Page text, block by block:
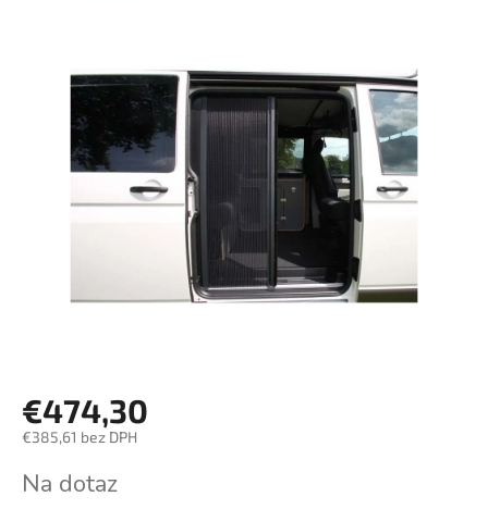
€474,30
€385,61 bez DPH
cena:
Na dotaz